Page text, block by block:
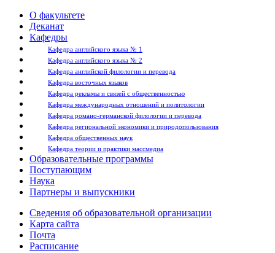
О факультете
Деканат
Кафедры
Кафедра английского языка № 1
Кафедра английского языка № 2
Кафедра английской филологии и перевода
Кафедра восточных языков
Кафедра рекламы и связей с общественностью
Кафедра международных отношений и политологии
Кафедра романо-германской филологии и перевода
Кафедра региональной экономики и природопользования
Кафедра общественных наук
Кафедра теории и практики массмедиа
Образовательные программы
Поступающим
Наука
Партнеры и выпускники
Сведения об образовательной организации
Карта сайта
Почта
Расписание